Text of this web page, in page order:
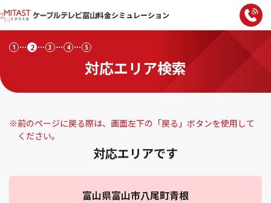
料金シミュレーション
対応エリア検索
1 2 3 4 5
※前のページに戻る際は、画面左下の「戻る」ボタンを使用して
ください。
対応エリアです
富山県富山市八尾町青根